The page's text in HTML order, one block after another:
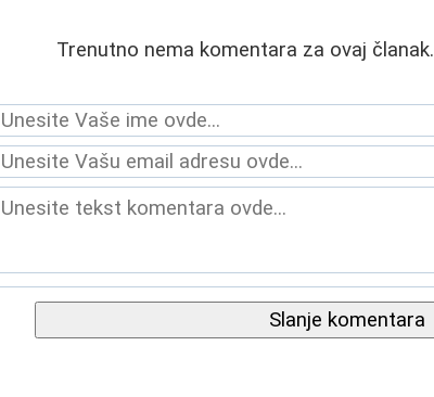
Trenutno nema komentara za ovaj članak.
Slanje komentara